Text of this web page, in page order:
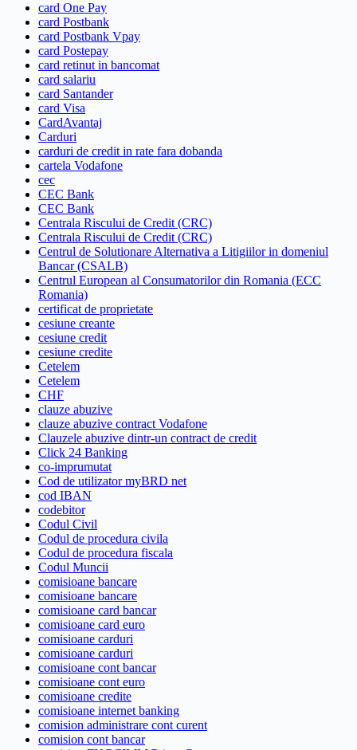
card One Pay
card Postbank
card Postbank Vpay
card Postepay
card retinut in bancomat
card salariu
card Santander
card Visa
CardAvantaj
Carduri
carduri de credit in rate fara dobanda
cartela Vodafone
cec
CEC Bank
CEC Bank
Centrala Riscului de Credit (CRC)
Centrala Riscului de Credit (CRC)
Centrul de Solutionare Alternativa a Litigiilor in domeniul
Bancar (CSALB)
Centrul European al Consumatorilor din Romania (ECC
Romania)
certificat de proprietate
cesiune creante
cesiune credit
cesiune credite
Cetelem
Cetelem
CHF
clauze abuzive
clauze abuzive contract Vodafone
Clauzele abuzive dintr-un contract de credit
Click 24 Banking
co-imprumutat
Cod de utilizator myBRD net
cod IBAN
codebitor
Codul Civil
Codul de procedura civila
Codul de procedura fiscala
Codul Muncii
comisioane bancare
comisioane bancare
comisioane card bancar
comisioane card euro
comisioane carduri
comisioane carduri
comisioane cont bancar
comisioane cont euro
comisioane credite
comisioane internet banking
comision administrare cont curent
comision cont bancar